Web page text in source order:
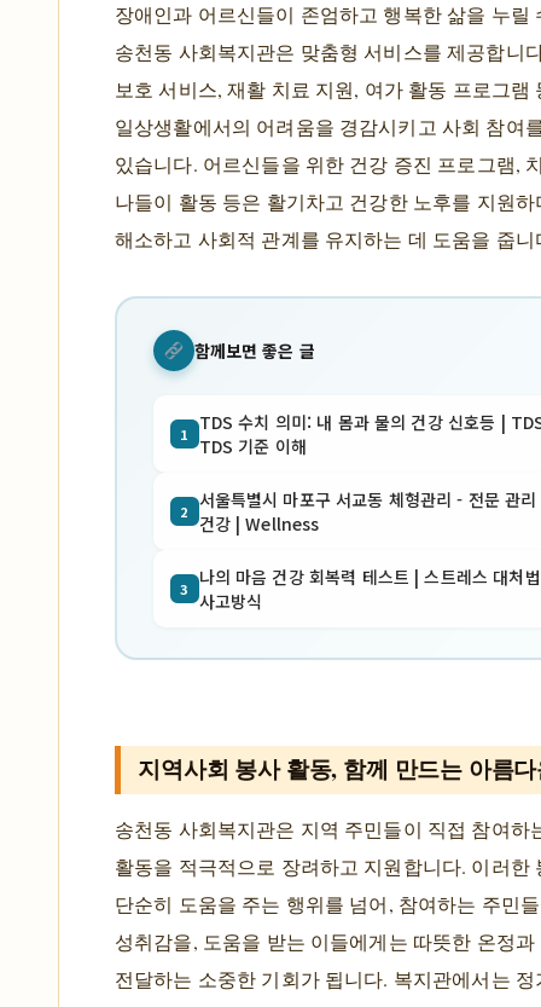
장애인과 어르신들이 존엄하고 행복한 삶을 누릴
송천동 사회복지관은 맞춤형 서비스를 제공합니
보호 서비스, 재활 치료 지원, 여가 활동 프로그램
일상생활에서의 어려움을 경감시키고 사회 참여
있습니다. 어르신들을 위한 건강 증진 프로그램,
나들이 활동 등은 활기차고 건강한 노후를 지원
해소하고 사회적 관계를 유지하는 데 도움을 줍니
함께보면 좋은 글
1 TDS 수치 의미: 내 몸과 물의 건강 신호등 |
TDS 기준 이해
2 서울특별시 마포구 서교동 체형관리 - 전문 관
건강 | Wellness
3 나의 마음 건강 회복력 테스트 | 스트레스 대처
사고방식
지역사회 봉사 활동, 함께 만드는 아름
송천동 사회복지관은 지역 주민들이 직접 참여하
활동을 적극적으로 장려하고 지원합니다. 이러한
단순히 도움을 주는 행위를 넘어, 참여하는 주민
성취감을, 도움을 받는 이들에게는 따뜻한 온정과
전달하는 소중한 기회가 됩니다. 복지관에서는